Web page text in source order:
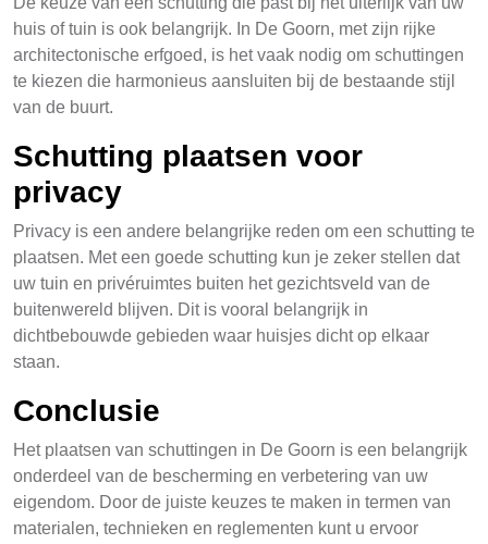
huis of tuin is ook belangrijk. In De Goorn, met zijn rijke
architectonische erfgoed, is het vaak nodig om schuttingen
te kiezen die harmonieus aansluiten bij de bestaande stijl
van de buurt.
Schutting plaatsen voor
privacy
Privacy is een andere belangrijke reden om een schutting te
plaatsen. Met een goede schutting kun je zeker stellen dat
uw tuin en privéruimtes buiten het gezichtsveld van de
buitenwereld blijven. Dit is vooral belangrijk in
dichtbebouwde gebieden waar huisjes dicht op elkaar
staan.
Conclusie
Het plaatsen van schuttingen in De Goorn is een belangrijk
onderdeel van de bescherming en verbetering van uw
eigendom. Door de juiste keuzes te maken in termen van
materialen, technieken en reglementen kunt u ervoor